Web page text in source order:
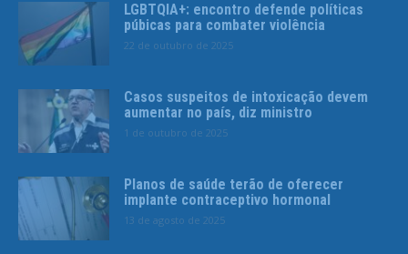
LGBTQIA+: encontro defende políticas
púbicas para combater violência
22 de outubro de 2025
Casos suspeitos de intoxicação devem
aumentar no país, diz ministro
1 de outubro de 2025
Planos de saúde terão de oferecer
implante contraceptivo hormonal
13 de agosto de 2025